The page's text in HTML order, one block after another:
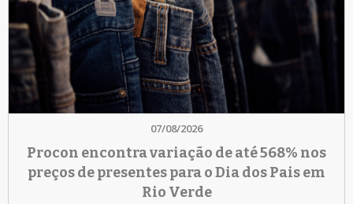
07/08/2026
Procon encontra variação de até 568% nos
preços de presentes para o Dia dos Pais em
Rio Verde